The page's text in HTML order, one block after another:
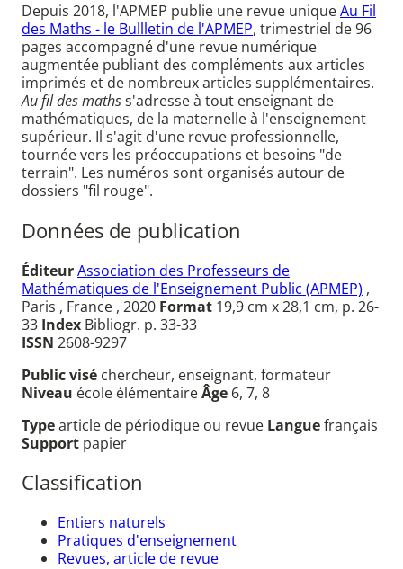
Depuis 2018, l'APMEP publie une revue uniqueAu Fil
des Maths - le Bullletin de l'APMEP, trimestriel de 96
pages accompagné d'une revue numérique
augmentée publiant des compléments aux articles
imprimés et de nombreux articles supplémentaires.
Au fil des mathss'adresse à tout enseignant de
mathématiques, de la maternelle à l'enseignement
supérieur. Il s'agit d'une revue professionnelle,
tournée vers les préoccupations et besoins "de
terrain". Les numéros sont organisés autour de
dossiers "fil rouge".
Données de publication
ÉditeurAssociation des Professeurs de
Mathématiques de l'Enseignement Public (APMEP) ,
Paris , France , 2020 Format 19,9 cm x 28,1 cm, p. 26-
33 Index Bibliogr. p. 33-33
ISSN 2608-9297
Public visé chercheur, enseignant, formateur
Niveau école élémentaireÂge 6, 7, 8
Typearticle de périodique ou revue Languefrançais
Support papier
Classification
Entiers naturels
Pratiques d'enseignement
Revues, article de revue